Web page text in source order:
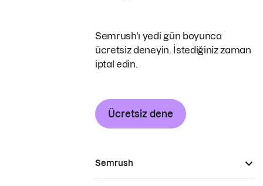
Semrush'ı yedi gün boyunca
ücretsiz deneyin. İstediğiniz zaman
iptal edin.
Ücretsiz dene
Semrush